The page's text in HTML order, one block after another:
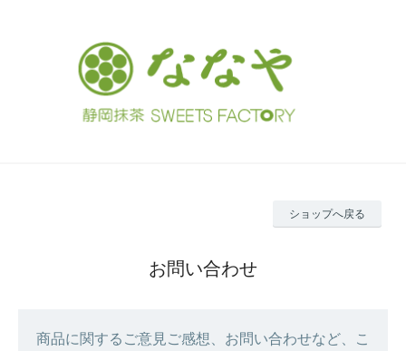
ショップへ戻る
お問い合わせ
商品に関するご意見ご感想、お問い合わせなど、こ